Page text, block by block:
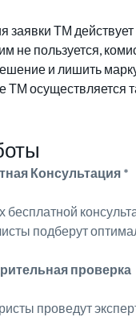
заявки ТМ действует
не пользуется,
и лишить
ТМ осуществляется
Консультация *
бесплатной
подберут
проверка
проведут